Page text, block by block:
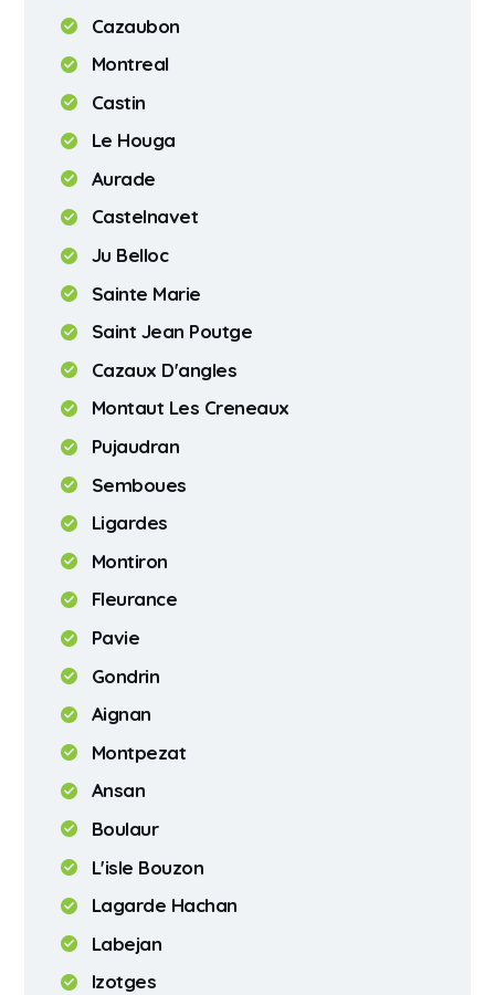
Cazaubon
Montreal
Castin
Le Houga
Aurade
Castelnavet
Ju Belloc
Sainte Marie
Saint Jean Poutge
Cazaux D'angles
Montaut Les Creneaux
Pujaudran
Semboues
Ligardes
Montiron
Fleurance
Pavie
Gondrin
Aignan
Montpezat
Ansan
Boulaur
L'isle Bouzon
Lagarde Hachan
Labejan
Izotges